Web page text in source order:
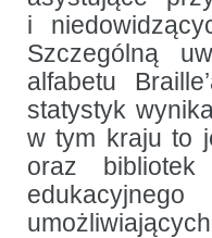
i
Szczególną
alfabetu
statystyk
w tym kraju to
oraz